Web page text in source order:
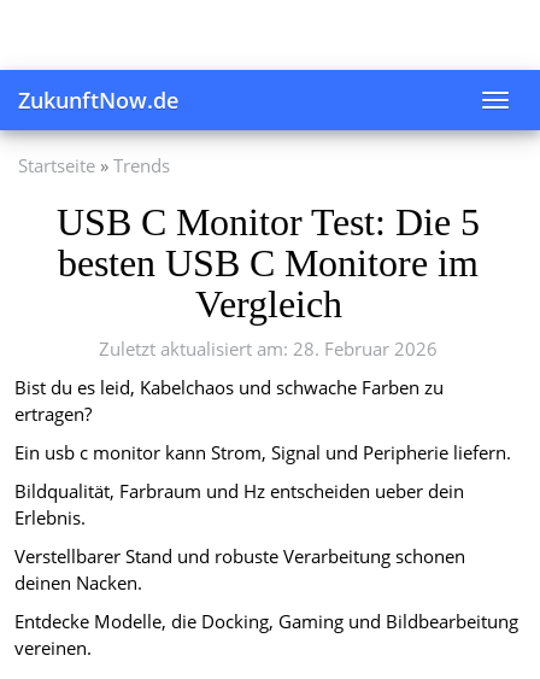
main
content
ZukunftNow.de
Startseite Trends
USB C Monitor Test: Die 5
besten USB C Monitore im
Vergleich
Zuletzt aktualisiert am: 28. Februar 2026
Bist du es leid, Kabelchaos und schwache Farben zu
ertragen?
Ein usb c monitor kann Strom, Signal und Peripherie liefern.
Bildqualität, Farbraum und Hz entscheiden ueber dein
Erlebnis.
Verstellbarer Stand und robuste Verarbeitung schonen
deinen Nacken.
Entdecke Modelle, die Docking, Gaming und Bildbearbeitung
vereinen.